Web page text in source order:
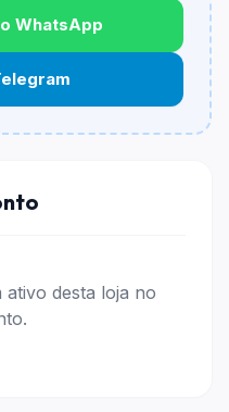
de itens participantes
especificos podem
WhatsApp
desta loja no